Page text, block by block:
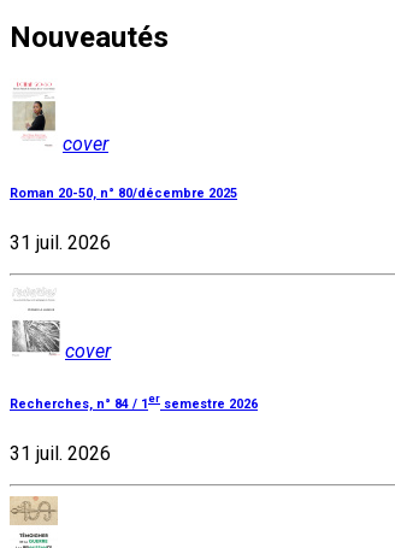
Nouveautés
cover
Roman 20-50, n° 80/décembre 2025
31 juil. 2026
cover
Recherches, n° 84 / 1er semestre 2026
31 juil. 2026